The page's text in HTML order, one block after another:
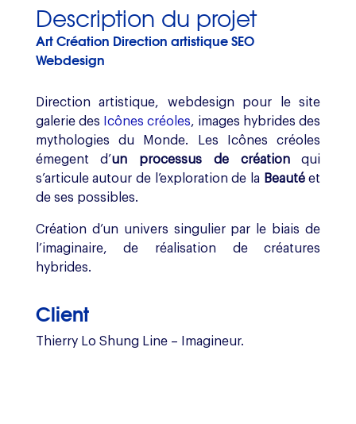
Description du projet
Art Création Direction artistique SEO
Webdesign
Direction artistique, webdesign pour le site
galerie des
Icônes créoles, images hybrides des
mythologies du Monde. Les Icônes créoles
émegent d’un processus de créationqui
s’articule autour de l’exploration de la Beautéet
de ses possibles.
Création d’un univers singulier par le biais de
l’imaginaire, de réalisation de créatures
hybrides.
Client
Thierry Lo Shung Line – Imagineur.